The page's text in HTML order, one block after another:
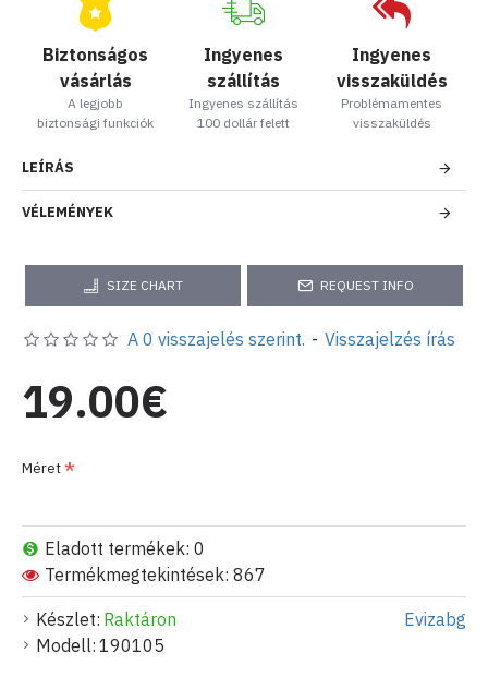
Biztonságos
vásárlás
A legjobb
biztonsági funkciók
Ingyenes
szállítás
Ingyenes szállítás
100 dollár felett
Ingyenes
visszaküldés
Problémamentes
visszaküldés
LEÍRÁS
VÉLEMÉNYEK
SIZE CHART REQUEST INFO
Készlet: Raktáron
Modell: 190105
Evizabg
Eladott termékek: 0
Termékmegtekintések: 867
A 0 visszajelés szerint. - Visszajelzés írás
19.00€
Méret